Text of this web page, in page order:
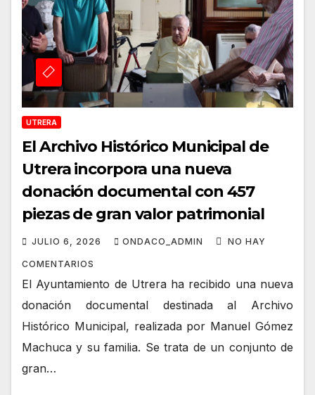
UTRERA
El Archivo Histórico Municipal de
Utrera incorpora una nueva
donación documental con 457
piezas de gran valor patrimonial
JULIO 6, 2026 ONDACO_ADMIN NO HAY
COMENTARIOS
El Ayuntamiento de Utrera ha recibido una nueva
donación documental destinada al Archivo
Histórico Municipal, realizada por Manuel Gómez
Machuca y su familia. Se trata de un conjunto de
gran…